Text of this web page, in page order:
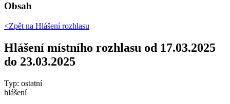
Obsah
<Zpět na Hlášení rozhlasu
Hlášení místního rozhlasu od 17.03.2025
do 23.03.2025
Typ: ostatní
hlášení